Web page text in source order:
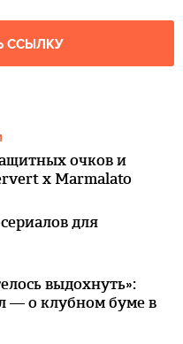
ССЫЛКУ
очков и
x Marmalato
для
выдохнуть»:
— о клубном буме в